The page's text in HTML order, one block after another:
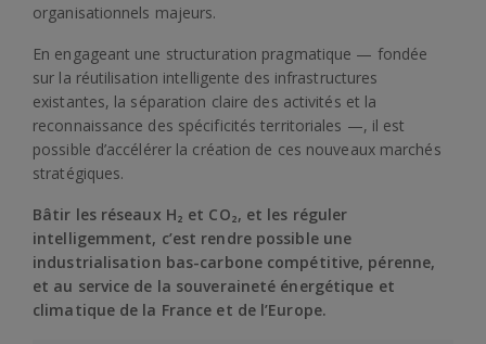
organisationnels majeurs.
En engageant une structuration pragmatique — fondée
sur la réutilisation intelligente des infrastructures
existantes, la séparation claire des activités et la
reconnaissance des spécificités territoriales —, il est
possible d’accélérer la création de ces nouveaux marchés
stratégiques.
Bâtir les réseaux H₂ et CO₂, et les réguler
intelligemment, c’est rendre possible une
industrialisation bas-carbone compétitive, pérenne,
et au service de la souveraineté énergétique et
climatique de la France et de l’Europe.